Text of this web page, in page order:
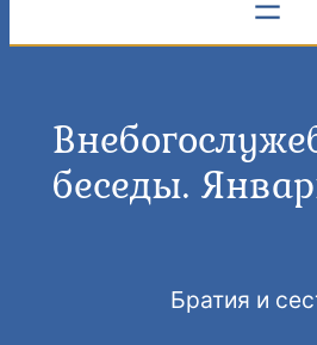
беседы.
Братия и